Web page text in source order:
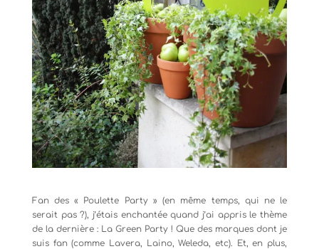
Fan des « Poulette Party » (en même temps, qui ne le
serait pas ?), j’étais enchantée quand j’ai appris le thème
de la dernière : La Green Party ! Que des marques dont je
suis fan (comme Lavera, Laino, Weleda, etc). Et, en plus,